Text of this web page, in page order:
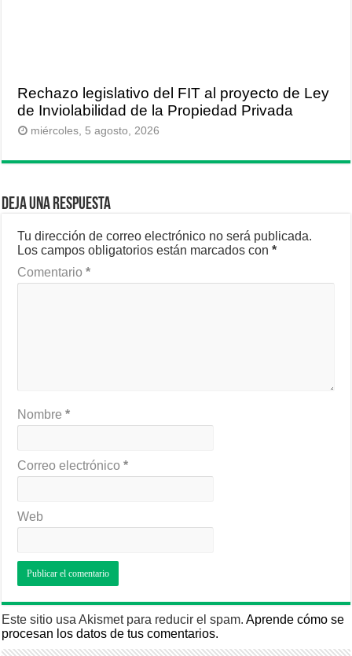
Rechazo legislativo del FIT al proyecto de Ley
de Inviolabilidad de la Propiedad Privada
miércoles, 5 agosto, 2026
Deja una respuesta
Tu dirección de correo electrónico no será publicada.
Los campos obligatorios están marcados con*
Comentario*
Nombre*
Correo electrónico*
Web
Este sitio usa Akismet para reducir el spam.Aprende cómo se
procesan los datos de tus comentarios.